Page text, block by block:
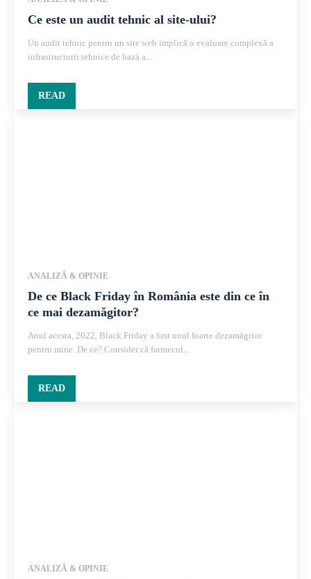
Ce este un audit tehnic al site-ului?
Un audit tehnic pentru un site web implică o evaluare complexă a
infrastructurii tehnice de bază a...
READ
ANALIZĂ & OPINIE
De ce Black Friday în România este din ce în
ce mai dezamăgitor?
Anul acesta, 2022, Black Friday a fost unul foarte dezamăgitor
pentru mine. De ce? Consider că farmecul...
READ
ANALIZĂ & OPINIE